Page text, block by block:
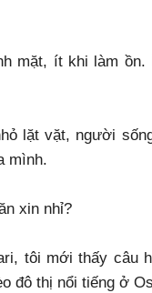
mặt, ít khi làm ồn.
lặt vặt, người
mình.
xin nhỉ?
tôi mới thấy câu
đô thị nổi tiếng ở